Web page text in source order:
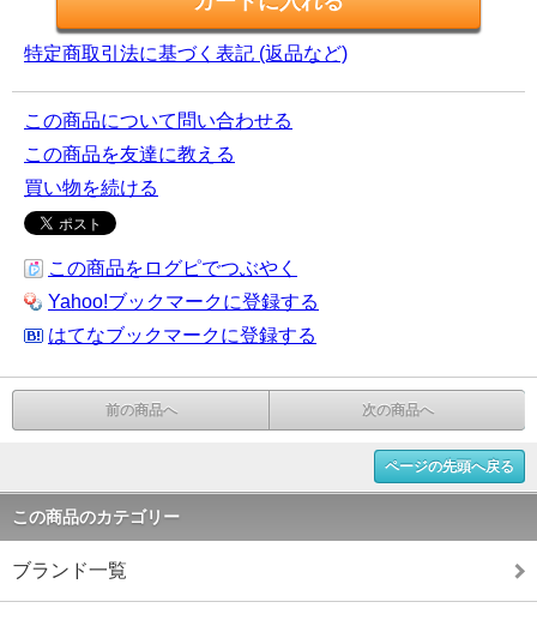
特定商取引法に基づく表記 (返品など)
この商品について問い合わせる
この商品を友達に教える
買い物を続ける
この商品をログピでつぶやく
Yahoo!ブックマークに登録する
はてなブックマークに登録する
前の商品へ 次の商品へ
ページの先頭へ戻る
この商品のカテゴリー
ブランド一覧